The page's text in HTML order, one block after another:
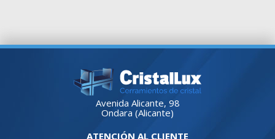
Avenida Alicante, 98
Ondara (Alicante)
ATENCIÓN AL CLIENTE